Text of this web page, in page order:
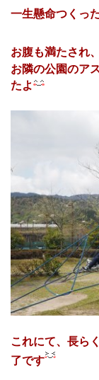
一生懸命つくっ
お腹も満たされ
お隣の公園のア
たよ
これにて、長ら
了です